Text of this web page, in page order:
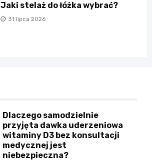
Jaki stelaż do łóżka wybrać?
31 lipca 2026
Dlaczego samodzielnie
przyjęta dawka uderzeniowa
witaminy D3 bez konsultacji
medycznej jest
niebezpieczna?